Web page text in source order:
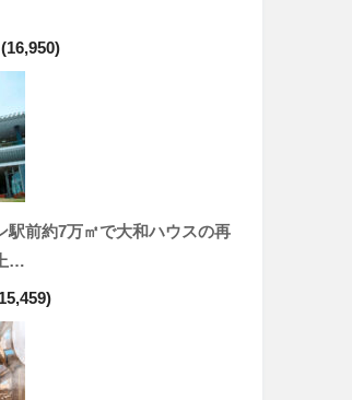
(16,950)
駅前約7万㎡で大和ハウスの再
…